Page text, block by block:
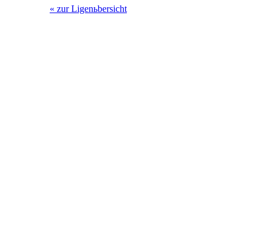
« zur Ligenьbersicht